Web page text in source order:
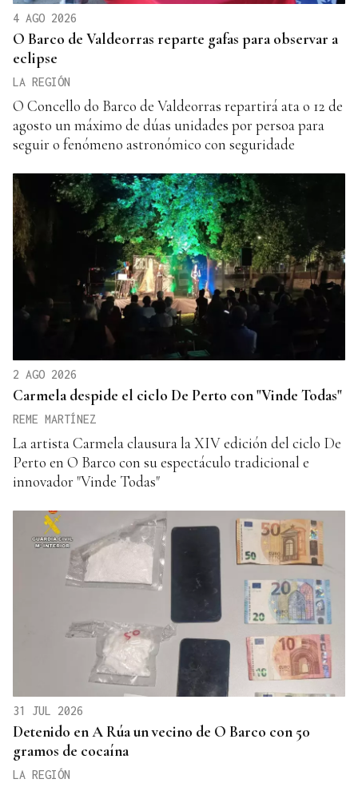
4 AGO 2026
O Barco de Valdeorras reparte gafas para observar a
eclipse
LA REGIÓN
O Concello do Barco de Valdeorras repartirá ata o 12 de
agosto un máximo de dúas unidades por persoa para
seguir o fenómeno astronómico con seguridade
2 AGO 2026
Carmela despide el ciclo De Perto con "Vinde Todas"
REME MARTÍNEZ
La artista Carmela clausura la XIV edición del ciclo De
Perto en O Barco con su espectáculo tradicional e
innovador "Vinde Todas"
31 JUL 2026
Detenido en A Rúa un vecino de O Barco con 50
gramos de cocaína
LA REGIÓN